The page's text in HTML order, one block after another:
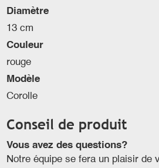
Diamètre
13 cm
Couleur
rouge
Modèle
Corolle
Conseil de produit
Vous avez des questions?
Notre équipe se fera un plaisir de